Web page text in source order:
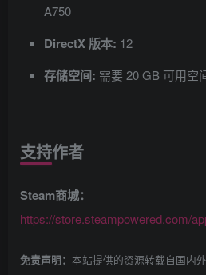
A750
DirectX 版本: 12
存储空间: 需要 20 GB 可用空
支持作者
Steam商城：
https://store.steampowered.com/
免责声明： 本站提供的资源转载自国内